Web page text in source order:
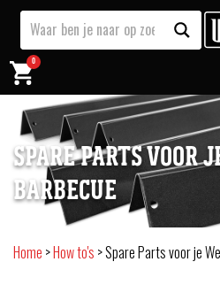
0
SPARE PARTS VOOR
BARBECUE
Home >How to's >Spare Parts voor je